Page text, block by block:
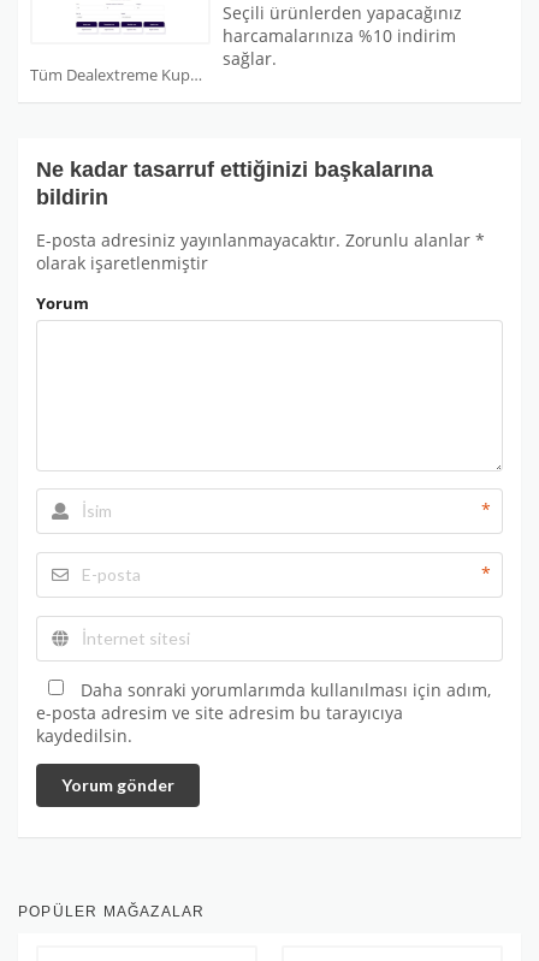
Tüm Dealextreme Kuponları
Seçili ürünlerden yapacağınız
harcamalarınıza %10 indirim
sağlar.
Ne kadar tasarruf ettiğinizi başkalarına
bildirin
E-posta adresiniz yayınlanmayacaktır. Zorunlu alanlar *
olarak işaretlenmiştir
Yorum
*
*
Daha sonraki yorumlarımda kullanılması için adım,
e-posta adresim ve site adresim bu tarayıcıya
kaydedilsin.
Yorum gönder
POPÜLER MAĞAZALAR